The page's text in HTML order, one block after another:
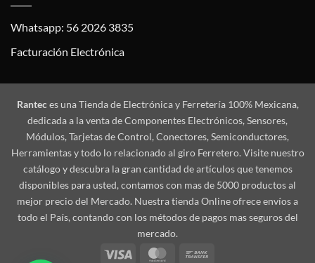
Whatsapp: 56 2026 3835
Facturación Electrónica
Ranteces una Tienda de Electrónica y Ferretería 100% Mexicana,
dedicada a la venta de Componentes Electrónicos, Sensores,
Módulos, Tarjetas de Control, Conectores, Semiconductores,
Herramientas y todo lo relacionado al giro Ferretero. Visite nuestro
catálogo y descubra la gran cantidad de artículos que tenemos
disponibles para usted, contamos con mas de 5000 productos al
mejor precio del Mercado. Nuestra tienda Online ofrece envíos a
todo el País, contando con los métodos de pagos mas seguros del
mercado.
Visa
MasterCard